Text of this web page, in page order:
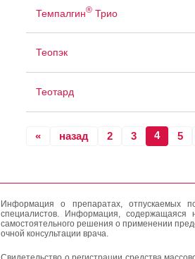
Темпалгин®Трио
Теопэк
Теотард
« назад 2 3 4 5
Информация о препаратах, отпускаемых
специалистов. Информация, содержащаяся
самостоятельного решения о применении
очной консультации врача.